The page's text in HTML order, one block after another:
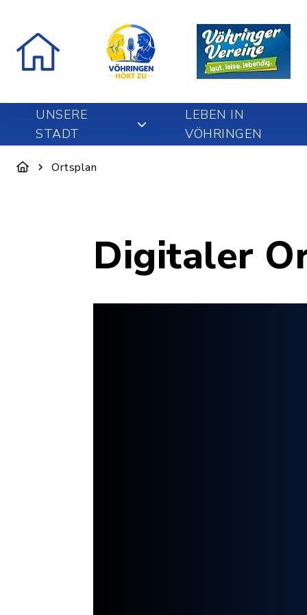
UNSERE
STADT
LEBEN IN
VÖHRINGEN
Ortsplan
Digitaler